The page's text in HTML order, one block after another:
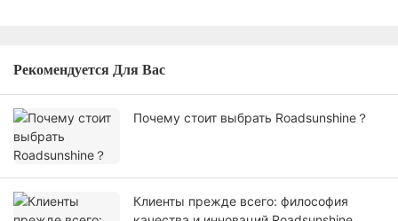
Рекомендуется Для Вас
Почему стоит выбрать Roadsunshine？
Клиенты прежде всего: философия